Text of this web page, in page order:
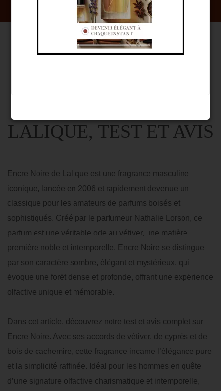
LALIQUE, TEST ET AVIS
Encre Noire de Lalique est une fragrance masculine
iconique, lancée en 2006 et rapidement devenue un
classique pour les amateurs de parfums boisés et
sophistiqués. Créé par le parfumeur Nathalie Lorson, ce
parfum est une véritable ode au vétiver, une matière
première noble et intemporelle. Encre Noire se distingue
par son caractère sombre, élégant et mystérieux, qui
évoque une forêt dense et profonde, offrant une expérience
olfactive unique et mémorable.
Dans cet article, découvrez notre test et avis complet sur
Encre Noire. Avec ses accords de vétiver, de cyprès et de
bois de cachemire, cette fragrance incarne l’élégance pure
et la simplicité raffinée. Idéal pour les hommes en quête
d’une signature olfactive charismatique et intemporelle,